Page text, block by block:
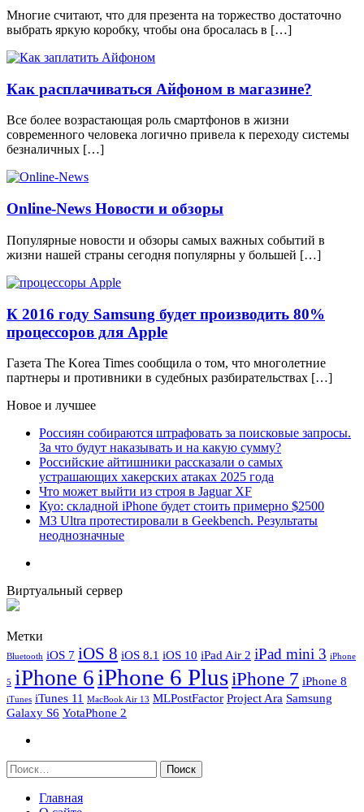
Многие считают, что для презента на торжество достаточно
выбрать яркую коробку, чтобы она бросалась в […]
Как расплачиваться Айфоном в магазине?
Все более возрастающая роль смартфонов в жизни
современного человека логично привела к переходу системы
безналичных […]
Online-News Новости и обзоры
Популярные новости и обзоры самых важных событий в
жизни нашей страны сегодня популярны у большей […]
К 2016 году Samsung будет производить 80%
процессоров для Apple
Газета The Korea Times сообщила о том, что многолетние
партнеры и противники в судебных разбирательствах […]
Новое и лучшее
Россиян собираются штрафовать за поисковые запросы.
За что будут наказывать и на какую сумму?
Российские айтишники рассказали о самых
устрашающих хакерских атаках 2025 года
Что может выйти из строя в Jaguar XF
Куо: складной iPhone будет стоить примерно $2500
M3 Ultra протестировали в Geekbench. Результаты
неоднозначные
Виртуальный сервер
Метки
Bluetooth iOS 7 iOS 8 iOS 8.1 iOS 10 iPad Air 2 iPad mini 3 iPhone
5 iPhone 6 iPhone 6 PlusiPhone 7 iPhone 8
iTunes iTunes 11 MacBook Air 13 MLPostFactor Project Ara Samsung
Galaxy S6 YotaPhone 2
Найти:
Главная